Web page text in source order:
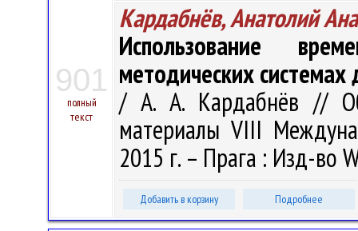
901
полный
текст
Кардабнёв, Анатолий
Использование
методических системах
/ А. А. Кардабнёв //
материалы VIII
2015 г. – Прага : Изд-во
Добавить в корзину Подробнее